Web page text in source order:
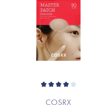
COSRX